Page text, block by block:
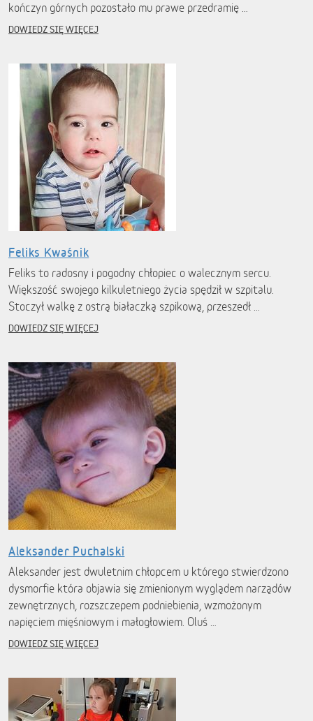
kończyn górnych pozostało mu prawe przedramię …
DOWIEDZ SIĘ WIĘCEJ
Feliks Kwaśnik
Feliks to radosny i pogodny chłopiec o walecznym sercu.
Większość swojego kilkuletniego życia spędził w szpitalu.
Stoczył walkę z ostrą białaczką szpikową, przeszedł …
DOWIEDZ SIĘ WIĘCEJ
Aleksander Puchalski
Aleksander jest dwuletnim chłopcem u którego stwierdzono
dysmorfie która objawia się zmienionym wyglądem narządów
zewnętrznych, rozszczepem podniebienia, wzmożonym
napięciem mięśniowym i małogłowiem. Oluś …
DOWIEDZ SIĘ WIĘCEJ